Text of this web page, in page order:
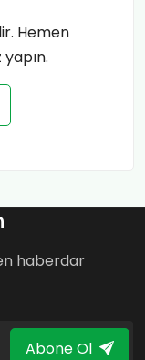
Hemen
haberdar
Abone Ol